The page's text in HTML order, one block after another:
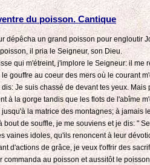
du poisson. Cantique
dépêcha un grand poisson pour engloutir
il pria le Seigneur, son Dieu.
qui m'étreint, j'implore le Seigneur: il
gouffre au coeur des mers où le courant
Je suis chassé de devant tes yeux.
à la gorge tandis que les flots de l'abîme
la matrice des montagnes; à jamais
bout de souffle, je me souviens et je dis: "
vaines idoles, qu'ils renoncent à leur
d'actions de grâce, je veux t'offrir des
commanda au poisson et aussitôt le